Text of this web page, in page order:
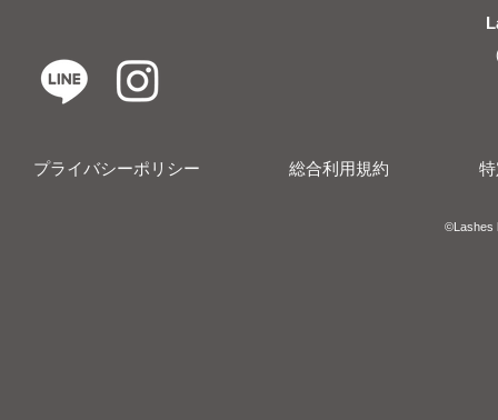
プライバシーポリシー 総合利用規約
​​©︎Lashes